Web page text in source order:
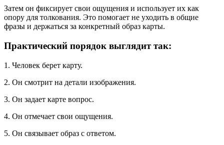
Затем он фиксирует свои ощущения и использует их как
опору для толкования. Это помогает не уходить в общие
фразы и держаться за конкретный образ карты.
Практический порядок выглядит так:
1. Человек берет карту.
2. Он смотрит на детали изображения.
3. Он задает карте вопрос.
4. Он отмечает свои ощущения.
5. Он связывает образ с ответом.